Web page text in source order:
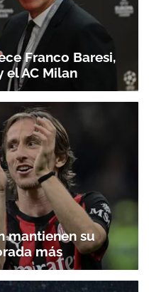
Franco Baresi,
el AC Milan
mantienen su
más